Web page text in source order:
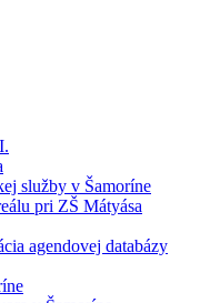
služby v Šamoríne
pri ZŠ Mátyása
agendovej databázy